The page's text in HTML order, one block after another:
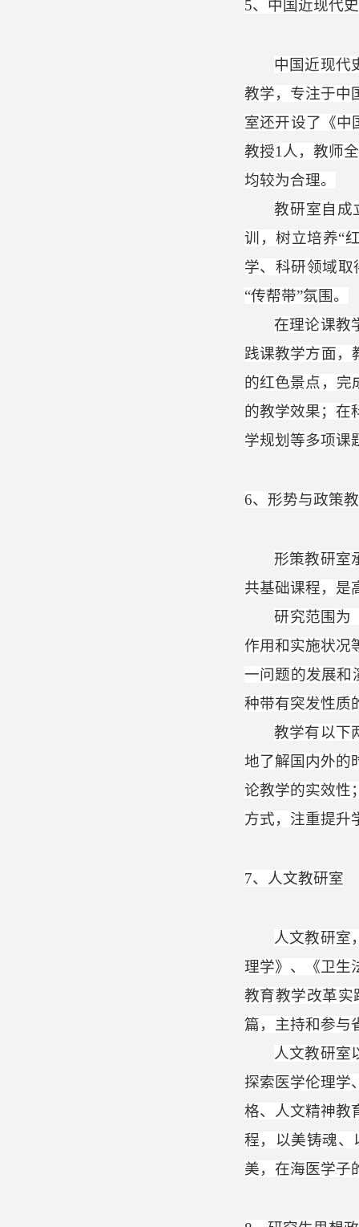
5、中国近现代
中国近现代
教学，专注于中
室还开设了《中
教授1 人，教师
均较为合理。
教研室自成
训，树立培养“
学、科研领域
“传帮带”氛围。
在理论课教
践课教学方面，
的红色景点，完
的教学效果；在
学规划等多项课
6、形势与政策
形策教研室
共基础课程，是
研究范围为
作用和实施状况
一问题的发展和
种带有突发性质
教学有以下
地了解国内外的
论教学的实效性
方式，注重提升
7、人文教研室
人文教研室
理学》、《卫生
教育教学改革实
篇，主持和参与
人文教研室
探索医学伦理学
格、人文精神教
程，以美铸魂、
美，在海医学子